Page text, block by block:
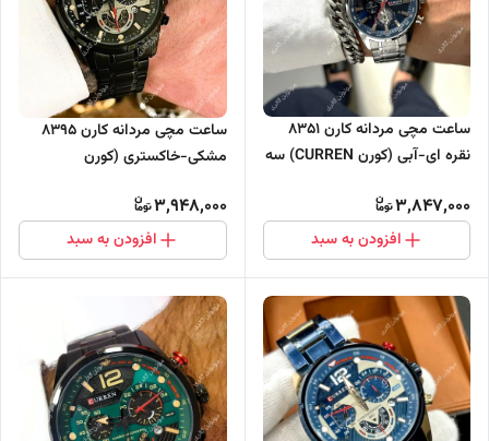
ساعت مچی مردانه کارن 8351
نقره ای-آبی (کورن CURREN) سه
3,847,000
افزودن به سبد
ساعت مچی مردانه کارن 8395
مشکی-خاکستری (کورن
3,948,000
افزودن به سبد